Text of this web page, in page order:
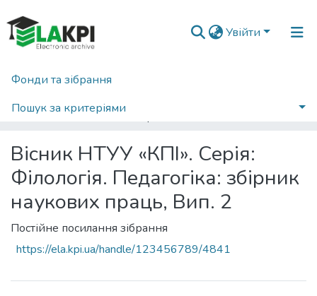
Увійти
Фонди та зібрання
Пошук за критеріями
Головна
Наукова періодика
Вісник НТУУ «КПІ». Серія:
Філологія. Педагогіка: збірник
наукових праць, Вип. 2
Постійне посилання зібрання
https://ela.kpi.ua/handle/123456789/4841